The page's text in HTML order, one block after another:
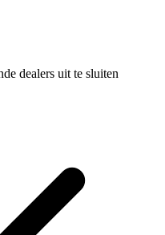
dealers uit te sluiten